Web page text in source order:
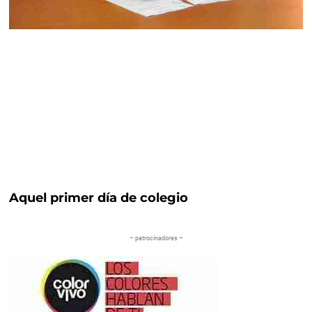
Aquel primer día de colegio
– patrocinadores –